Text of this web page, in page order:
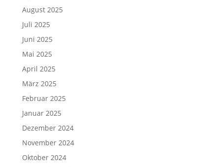
August 2025
Juli 2025
Juni 2025
Mai 2025
April 2025
März 2025
Februar 2025
Januar 2025
Dezember 2024
November 2024
Oktober 2024